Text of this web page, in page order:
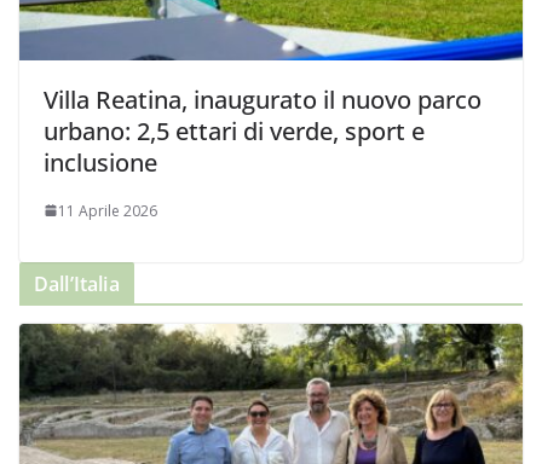
Villa Reatina, inaugurato il nuovo parco
urbano: 2,5 ettari di verde, sport e
inclusione
11 Aprile 2026
Dall’Italia